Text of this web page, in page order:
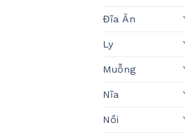
Đĩa Ăn
Ly
Muỗng
Nĩa
Nồi